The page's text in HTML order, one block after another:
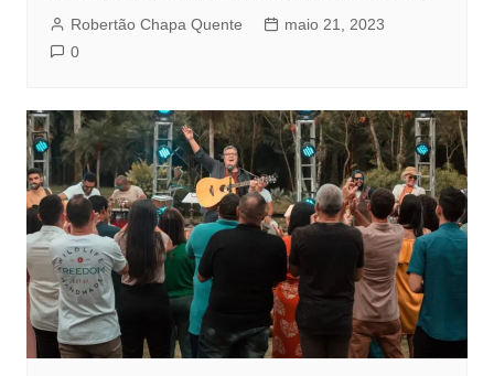
Robertão Chapa Quente
maio 21, 2023
0